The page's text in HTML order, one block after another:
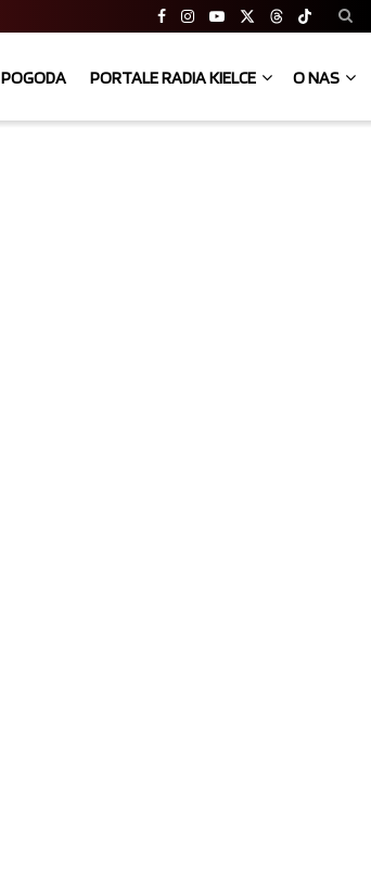
POGODA PORTALE RADIA KIELCE O NAS